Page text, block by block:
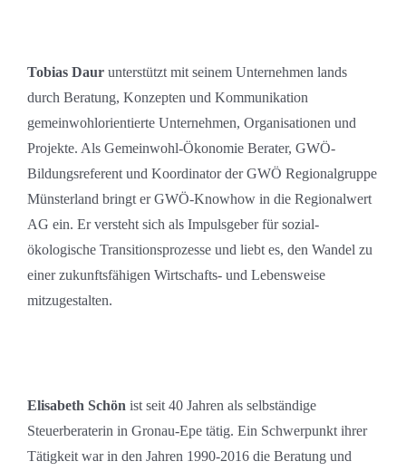
Tobias Daurunterstützt mit seinem Unternehmen lands
durch Beratung, Konzepten und Kommunikation
gemeinwohlorientierte Unternehmen, Organisationen und
Projekte. Als Gemeinwohl-Ökonomie Berater, GWÖ-
Bildungsreferent und Koordinator der GWÖ Regionalgruppe
Münsterland bringt er GWÖ-Knowhow in die Regionalwert
AG ein. Er versteht sich als Impulsgeber für sozial-
ökologische Transitionsprozesse und liebt es, den Wandel zu
einer zukunftsfähigen Wirtschafts- und Lebensweise
mitzugestalten.
Elisabeth Schön ist seit 40 Jahren als selbständige
Steuerberaterin in Gronau-Epe tätig. Ein Schwerpunkt ihrer
Tätigkeit war in den Jahren 1990-2016 die Beratung und